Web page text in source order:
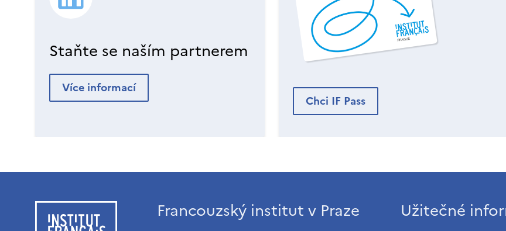
Staňte se naším partnerem
Více informací
Chci IF Pass
Francouzský institut v Praze Užitečné